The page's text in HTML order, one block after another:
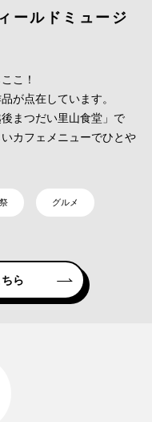
ールドミュージ
こ！
が点在しています。
まつだい里山食堂」で
カフェメニューでひとや
グルメ
ら